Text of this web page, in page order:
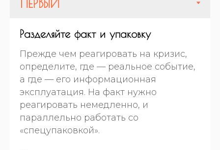
Разделяйте факт и упаковку
Прежде чем реагировать на кризис,
определите, где — реальное событие,
а где — его информационная
эксплуатация. На факт нужно
реагировать немедленно, и
параллельно работать со
«спецупаковкой».